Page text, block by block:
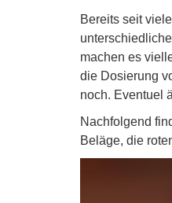
Bereits seit
machen es
die Dosierung
noch. Eventuel
Nachfolgend
Beläge, die